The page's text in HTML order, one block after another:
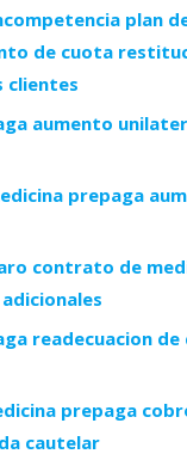
plan
de cuota
clientes
aumento
prepaga
contrato de
readecuacion
prepaga
cautelar